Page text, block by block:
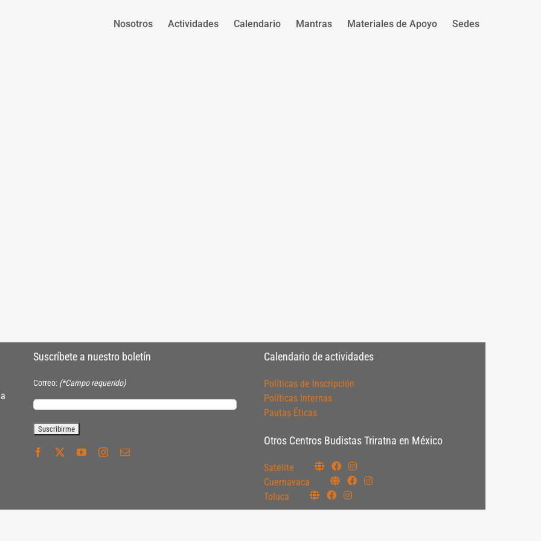
Nosotros Actividades Calendario Mantras Materiales de Apoyo Sedes
Suscríbete a nuestro boletín
Correo: (*Campo requerido)
Calendario de actividades
Políticas de Inscripción
Políticas Internas
Pautas Éticas
Otros Centros Budistas Triratna en México
Satélite
Cuernavaca
Toluca